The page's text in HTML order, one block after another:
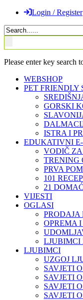
Login / Register
Please enter key search
WEBSHOP
PET FRIENDLY
GORSKI
ISTRA I
EDUKATIVNI
VODIČ ZA
TRENING
PRVA
101
21
VIJESTI
OGLASI
OPREMA
LJUBIMCI
LJUBIMCI
UZGOJ
SAVJETI
SAVJETI
SAVJETI
SAVJETI